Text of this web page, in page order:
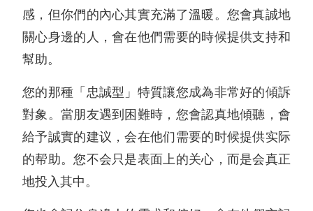
感，但你們的內心其實充滿了溫暖。您會真誠地
關心身邊的人，會在他們需要的時候提供支持和
幫助。
您的那種「忠誠型」特質讓您成為非常好的傾訴
對象。當朋友遇到困難時，您會認真地傾聽，會
給予誠實的建议，会在他们需要的时候提供实际
的帮助。您不会只是表面上的关心，而是会真正
地投入其中。